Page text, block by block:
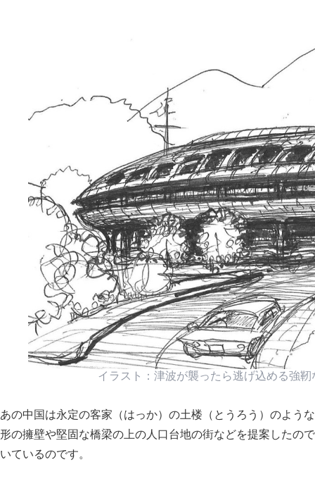
イラスト：津波が襲ったら逃げ込める強
あの中国は永定の客家（はっか）の土楼（とうろう）のよう
形の擁壁や堅固な橋梁の上の人口台地の街などを提案したの
いているのです。